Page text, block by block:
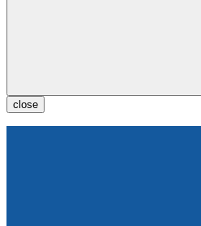
close